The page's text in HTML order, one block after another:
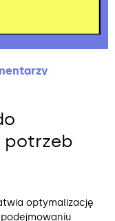
potrzeb
optymalizację